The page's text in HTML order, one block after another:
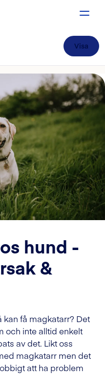
Visa
hund -
&
kan få magkatarr? Det
och inte alltid enkelt
av det. Likt oss
magkatarr men det
att ha problem